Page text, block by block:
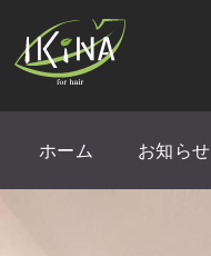
ホーム お知らせ